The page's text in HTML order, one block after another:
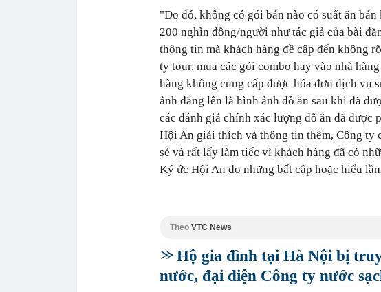
"Do đó, không có gói bán nào có suất ăn
200 nghìn đồng/người như tác giả của bài
thông tin mà khách hàng đề cập đến không
ty tour, mua các gói combo hay vào nhà
hàng không cung cấp được hóa đơn dịch vụ
ảnh đăng lên là hình ảnh đồ ăn sau khi đã
các đánh giá chính xác lượng đồ ăn đã được
Hội An giải thích và thông tin thêm, Công ty
sẻ và rất lấy làm tiếc vì khách hàng đã có
Ký ức Hội An do những bất cập hoặc hiểu
Theo VTC News
Hộ gia đình tại Hà Nội bị
nước, đại diện Công ty nước